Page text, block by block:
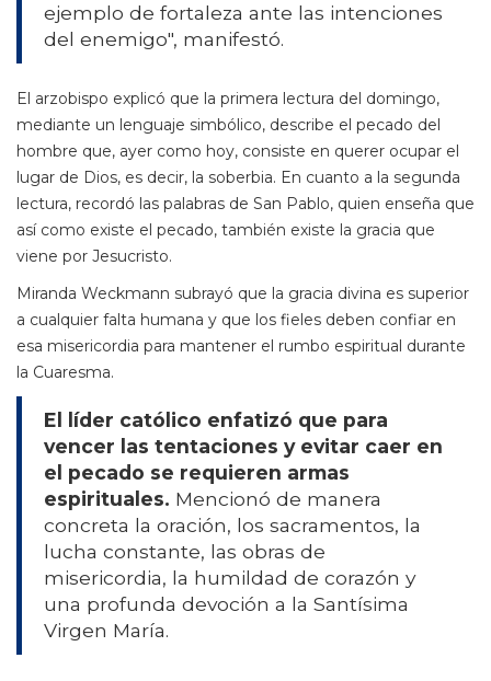
ejemplo de fortaleza ante las intenciones
del enemigo", manifestó.
El arzobispo explicó que la primera lectura del domingo,
mediante un lenguaje simbólico, describe el pecado del
hombre que, ayer como hoy, consiste en querer ocupar el
lugar de Dios, es decir, la soberbia. En cuanto a la segunda
lectura, recordó las palabras de San Pablo, quien enseña que
así como existe el pecado, también existe la gracia que
viene por Jesucristo.
Miranda Weckmann subrayó que la gracia divina es superior
a cualquier falta humana y que los fieles deben confiar en
esa misericordia para mantener el rumbo espiritual durante
la Cuaresma.
El líder católico enfatizó que para
vencer las tentaciones y evitar caer en
el pecado se requieren armas
espirituales. Mencionó de manera
concreta la oración, los sacramentos, la
lucha constante, las obras de
misericordia, la humildad de corazón y
una profunda devoción a la Santísima
Virgen María.